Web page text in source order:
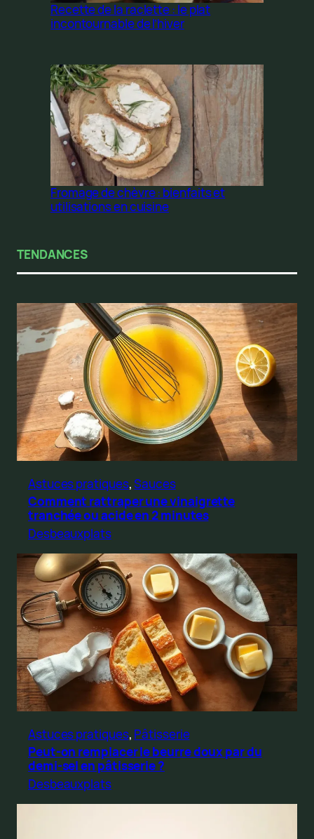
Recette de la raclette : le plat
incontournable de l’hiver
Fromage de chèvre : bienfaits et
utilisations en cuisine
TENDANCES
Astuces pratiques, Sauces
Comment rattraper une vinaigrette
tranchée ou acide en 2 minutes
Desbeauxplats
Astuces pratiques, Pâtisserie
Peut-on remplacer le beurre doux par du
demi-sel en pâtisserie ?
Desbeauxplats